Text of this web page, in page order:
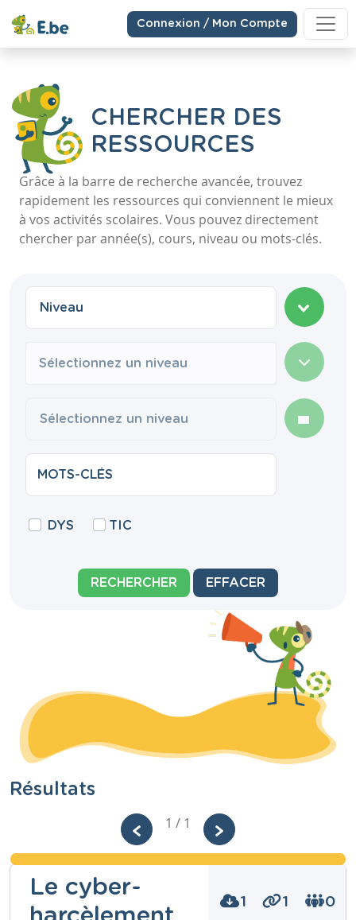
Connexion / Mon Compte
CHERCHER DES
RESSOURCES
Grâce à la barre de recherche avancée, trouvez
rapidement les ressources qui conviennent le mieux
à vos activités scolaires. Vous pouvez directement
chercher par année(s), cours, niveau ou mots-clés.
Sélectionnez un niveau
DYS TIC
RECHERCHER EFFACER
Résultats
1 / 1
Le cyber-
1 1 0